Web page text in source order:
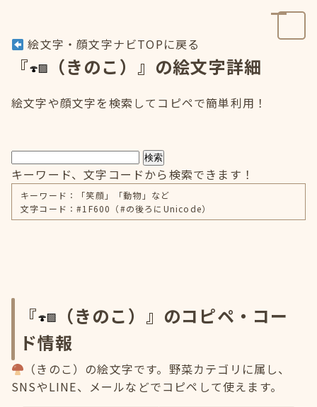
絵文字・顔文字ナビTOPに戻る
『 （きのこ）』の絵文字詳細
絵文字や顔文字を検索してコピペで簡単利用！
検索
キーワード、文字コードから検索できます！
キーワード：「笑顔」「動物」など
文字コード：#1F600（#の後ろにUnicode）
『
（きのこ）』のコピペ・コー
ド情報
（きのこ）の絵文字です。野菜カテゴリに属し、
SNSやLINE、メールなどでコピペして使えます。